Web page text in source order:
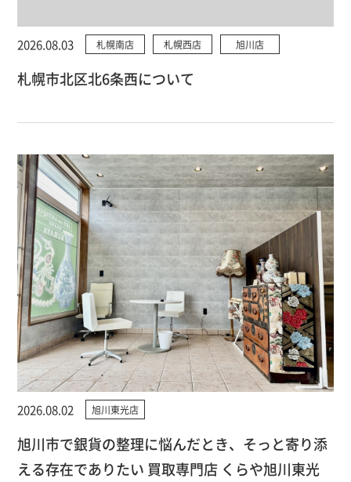
2026.08.03 札幌南店 札幌西店 旭川店
札幌市北区北6条西について
2026.08.02 旭川東光店
旭川市で銀貨の整理に悩んだとき、そっと寄り添
える存在でありたい 買取専門店 くらや旭川東光